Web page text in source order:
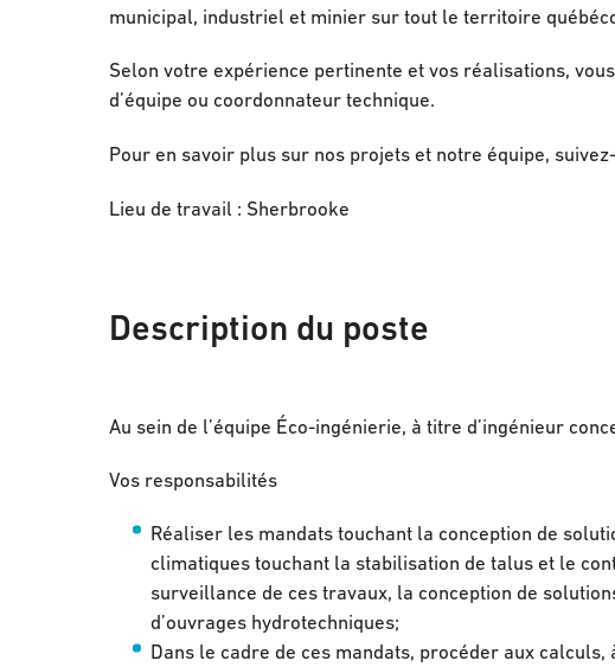
municipal, industriel et minier sur tout le territoire
Selon votre expérience pertinente et vos réalisations,
d’équipe ou coordonnateur technique.
Pour en savoir plus sur nos projets et notre équipe,
Lieu de travail : Sherbrooke
Description du poste
Au sein de l’équipe Éco-ingénierie, à titre d’ingénieur
Vos responsabilités
Réaliser les mandats touchant la conception de
climatiques touchant la stabilisation de talus et le
surveillance de ces travaux, la conception de
d’ouvrages hydrotechniques;
Dans le cadre de ces mandats, procéder aux